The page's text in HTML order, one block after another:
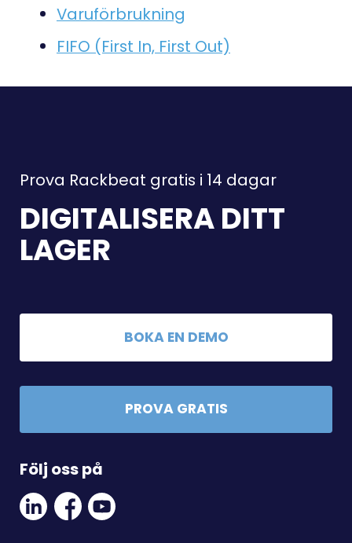
Varuförbrukning
FIFO (First In, First Out)
Prova Rackbeat gratis i 14 dagar
DIGITALISERA DITT
LAGER
BOKA EN DEMO
PROVA GRATIS
Följ oss på
Linkedin
Social
Link
Facebook
Social
Link
Youtube
Link